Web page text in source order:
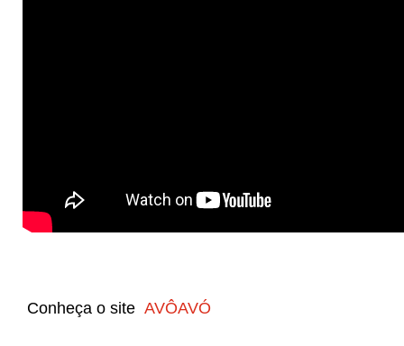
Conheça o site AVÔAVÓ